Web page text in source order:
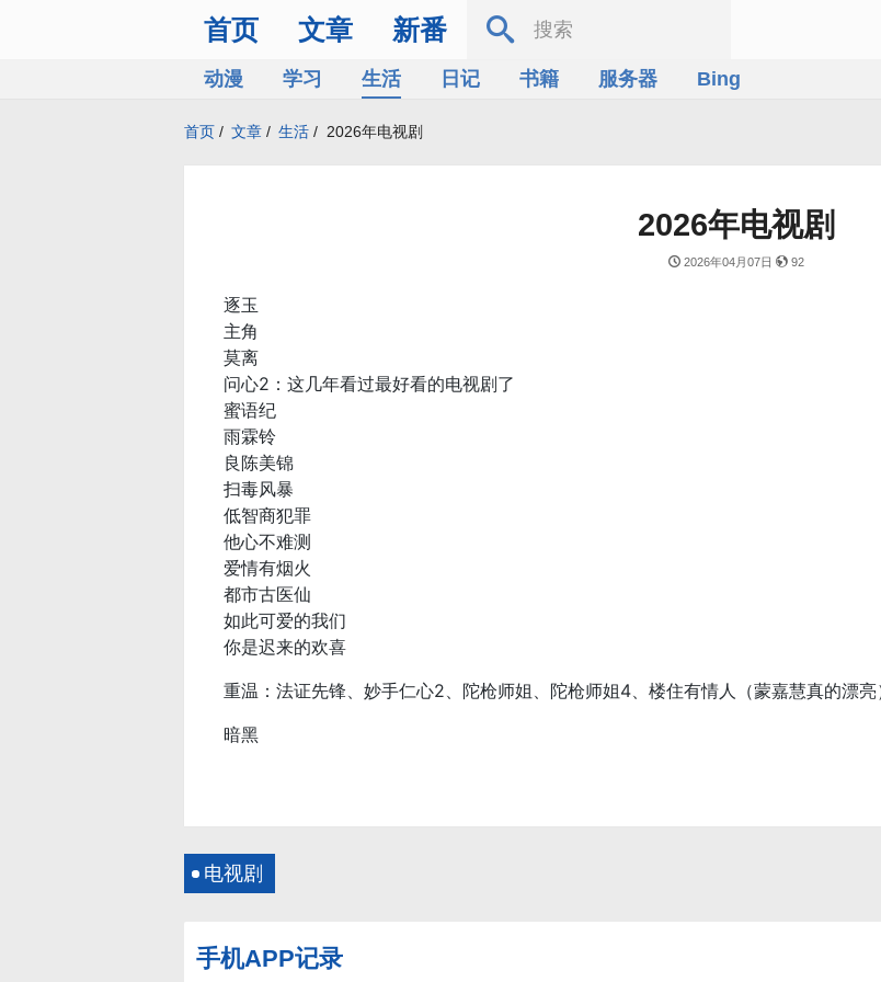
首页 文章 新番
动漫 学习 生活 日记 书籍 服务器 Bing
首页 / 文章 / 生活 / 2026年电视剧
2026年电视剧
2026年04月07日 92
逐玉
主角
莫离
问心2：这几年看过最好看的电视剧了
蜜语纪
雨霖铃
良陈美锦
扫毒风暴
低智商犯罪
他心不难测
爱情有烟火
都市古医仙
如此可爱的我们
你是迟来的欢喜
重温：法证先锋、妙手仁心2、陀枪师姐、陀枪师姐4、楼住有情人（蒙嘉慧真的漂亮
暗黑
电视剧
手机APP记录